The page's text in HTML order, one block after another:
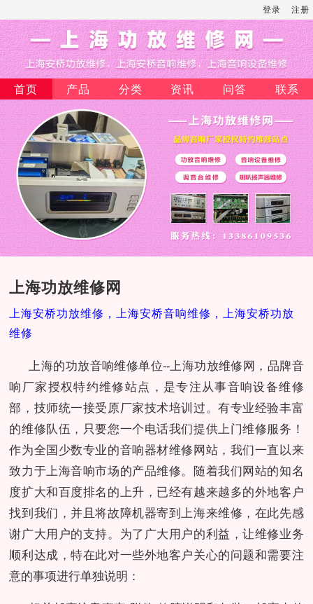
登录 注册
首页 产品 分类 资讯 问答 联系
上海功放维修网
上海安桥功放维修，上海安桥音响维修，上海安桥功放
维修
上海的功放音响维修单位--上海功放维修网，品牌音
响厂家授权特约维修站点，是专注从事音响设备维修
部，技师统一接受原厂家技术培训过。有专业经验丰富
的维修队伍，只要您一个电话我们提供上门维修服务！
作为全国少数专业的音响器材维修网站，我们一直以来
致力于上海音响市场的产品维修。随着我们网站的知名
度扩大和百度排名的上升，已经有越来越多的外地客户
找到我们，并且将故障机器寄到上海来维修，在此先感
谢广大用户的支持。为了广大用户的利益，让维修业务
顺利达成，特在此对一些外地客户关心的问题和需要注
意的事项进行单独说明：